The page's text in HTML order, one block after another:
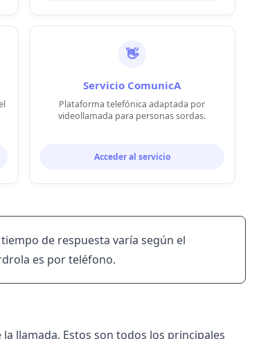
👋
Servicio ComunicA
Plataforma telefónica adaptada por
videollamada para personas sordas.
Acceder al servicio
de respuesta varía según el
es por teléfono.
llamada. Estos son todos los principales